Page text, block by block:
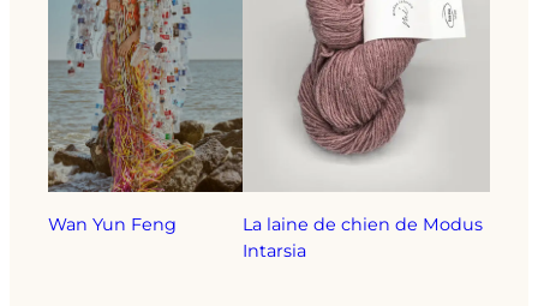
Wan Yun Feng
La laine de chien de Modus
Intarsia